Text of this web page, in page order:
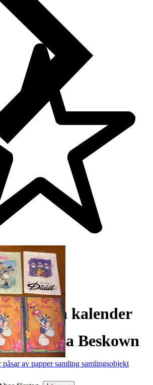
kalender
Elsa Beskown
påsar av papper samling samlingsobjekt
.